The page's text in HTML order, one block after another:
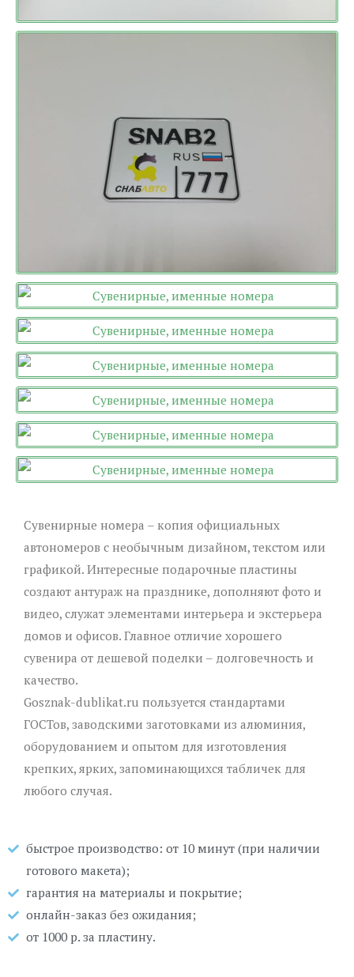
Сувенирные номера – копия официальных
автономеров с необычным дизайном, текстом или
графикой. Интересные подарочные пластины
создают антураж на празднике, дополняют фото и
видео, служат элементами интерьера и экстерьера
домов и офисов. Главное отличие хорошего
сувенира от дешевой поделки – долговечность и
качество.
Gosznak-dublikat.ru пользуется стандартами
ГОСТов, заводскими заготовками из алюминия,
оборудованием и опытом для изготовления
крепких, ярких, запоминающихся табличек для
любого случая.
быстрое производство: от 10 минут (при наличии
готового макета);
гарантия на материалы и покрытие;
онлайн-заказ без ожидания;
от 1000 р. за пластину.